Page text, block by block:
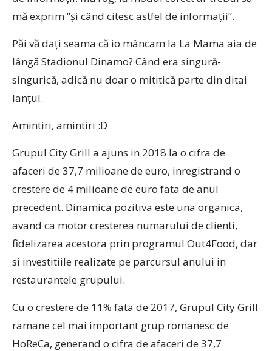
mă exprim ”și când citesc astfel de informații”.
Păi vă dați seama că io mâncam la La Mama aia de
lângă Stadionul Dinamo? Când era singură-
singurică, adică nu doar o mititică parte din ditai
lanțul.
Amintiri, amintiri :D
Grupul City Grill a ajuns in 2018 la o cifra de
afaceri de 37,7 milioane de euro, inregistrand o
crestere de 4 milioane de euro fata de anul
precedent. Dinamica pozitiva este una organica,
avand ca motor cresterea numarului de clienti,
fidelizarea acestora prin programul Out4Food, dar
si investitiile realizate pe parcursul anului in
restaurantele grupului.
Cu o crestere de 11% fata de 2017, Grupul City Grill
ramane cel mai important grup romanesc de
HoReCa, generand o cifra de afaceri de 37,7